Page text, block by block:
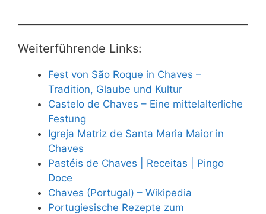
Weiterführende Links:
Fest von São Roque in Chaves –
Tradition, Glaube und Kultur
Castelo de Chaves – Eine mittelalterliche
Festung
Igreja Matriz de Santa Maria Maior in
Chaves
Pastéis de Chaves | Receitas | Pingo
Doce
Chaves (Portugal) – Wikipedia
Portugiesische Rezepte zum